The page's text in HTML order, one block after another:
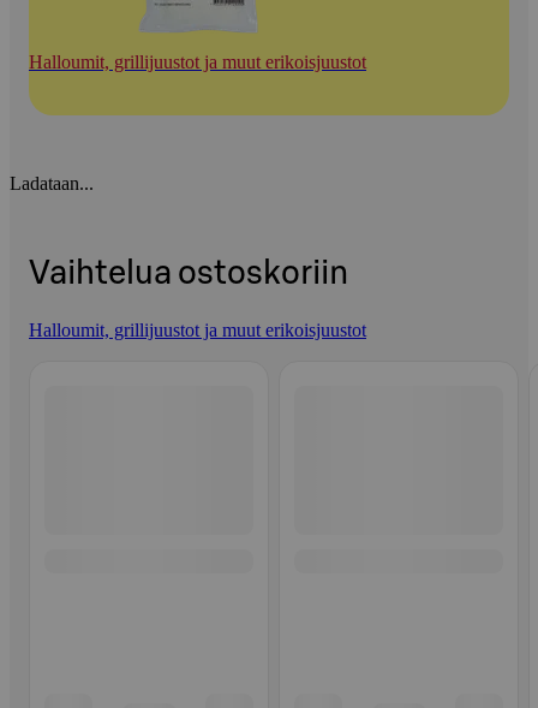
Halloumit, grillijuustot ja muut erikoisjuustot
Ladataan...
Vaihtelua ostoskoriin
Halloumit, grillijuustot ja muut erikoisjuustot